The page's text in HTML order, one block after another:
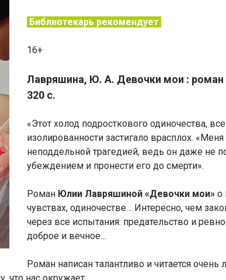
Библиотекарь рекомендует
16+
Лавряшина, Ю. А. Девочки мои :
320 с.
«Этот холод подросткового одиночества,
изолированности застигало врасплох.
неподдельной трагедией, ведь он даже не
убеждением и пронести его до смерти».
Роман Юлии Лавряшиной «Девочки мои» о
чувствах, одиночестве… Интересно, чем
через все испытания: предательство и
доброе и вечное…
Роман написан талантливо и читается